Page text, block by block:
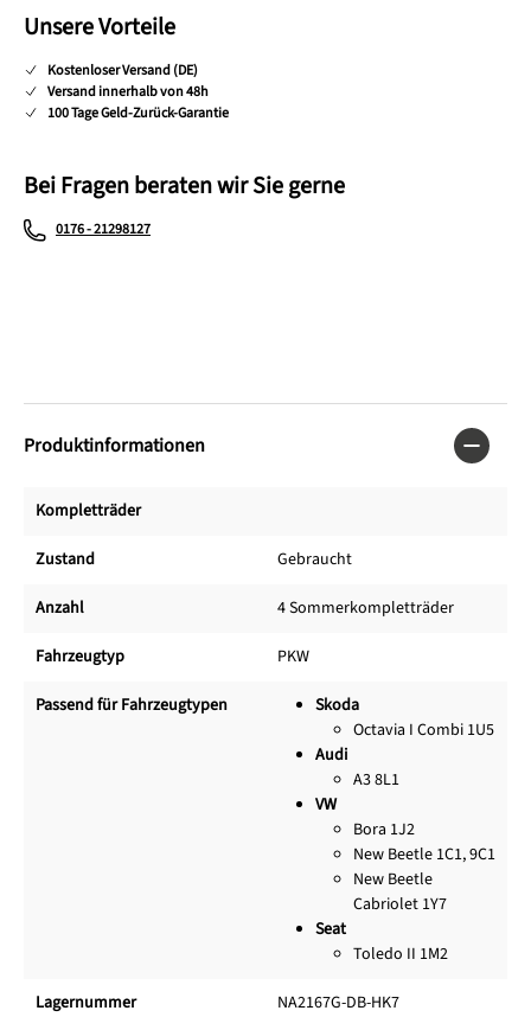
Unsere Vorteile
Kostenloser Versand (DE)
Versand innerhalb von 48h
100 Tage Geld-Zurück-Garantie
Bei Fragen beraten wir Sie gerne
0176 - 21298127
Produktinformationen
Kompletträder
Zustand Gebraucht
Anzahl 4 Sommerkompletträder
Fahrzeugtyp PKW
Passend für Fahrzeugtypen
Skoda
Octavia I Combi 1U5
Audi
A3 8L1
VW
Bora 1J2
New Beetle 1C1, 9C1
New Beetle
Cabriolet 1Y7
Seat
Toledo II 1M2
Lagernummer NA2167G-DB-HK7